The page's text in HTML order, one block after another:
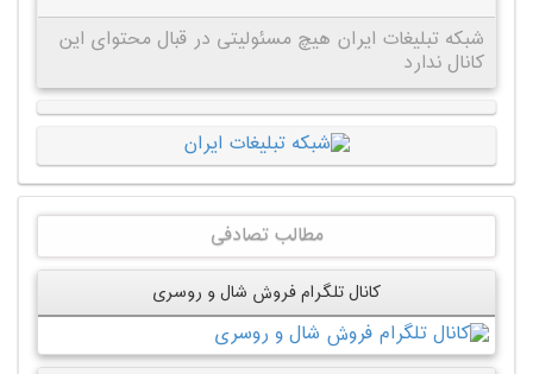
شبکه تبلیغات ایران هیچ مسئولیتی در قبال محتوای این
کانال ندارد
مطالب تصادفی
کانال تلگرام فروش شال و روسری